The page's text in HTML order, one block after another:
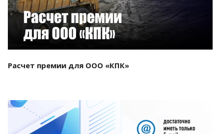
Расчет премии для ООО «КПК»